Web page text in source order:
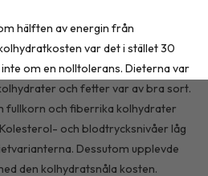
hälften av energin från
var det i stället 30
om en nolltolerans. Dieterna var
och fetter var av bra sort.
fullkorn och fiberrika kolhydrater
och blodtrycksnivåer låg
Dessutom upplevde
den kolhydratsnåla kosten.